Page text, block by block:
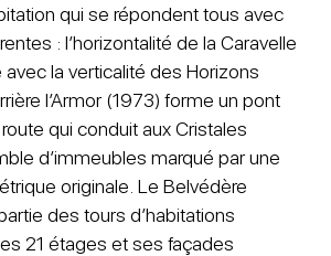
qui se répondent tous avec
: l’horizontalité de la Caravelle
la verticalité des Horizons
l’Armor (1973) forme un pont
qui conduit aux Cristales
d’immeubles marqué par une
originale. Le Belvédère
des tours d’habitations
21 étages et ses façades